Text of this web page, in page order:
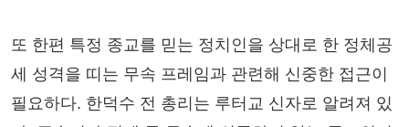
또 한편 특정 종교를 믿는 정치인을 상대로 한 정체공
세 성격을 띠는 무속 프레임과 관련해 신중한 접근이
필요하다. 한덕수 전 총리는 루터교 신자로 알려져 있